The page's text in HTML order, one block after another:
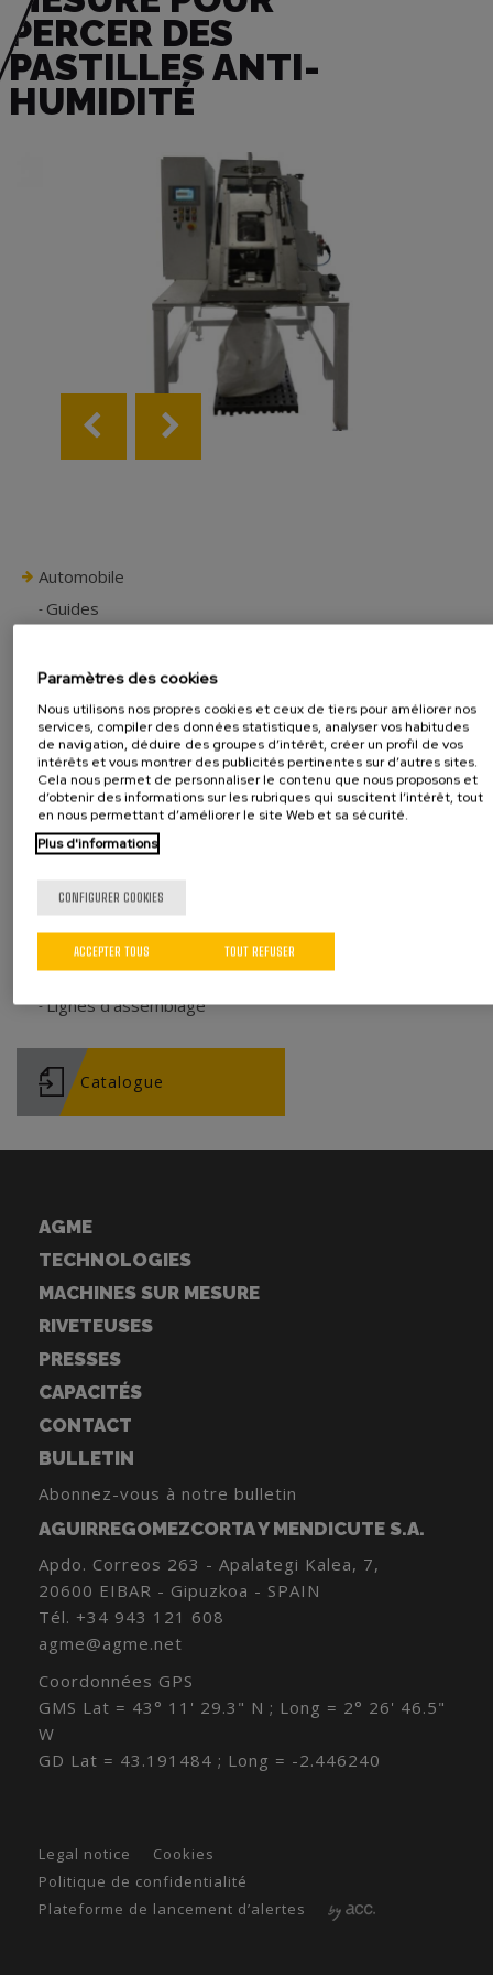
PERCER DES
PASTILLES ANTI-
HUMIDITÉ
Automobile
Guides
Mécanismes d´inclinaison
Bagues
Autres composants
Autres secteurs
Serrurerie et ferrures
Composants d'électroménagers
Composants électriques
Autres industries
Gamme de machines
Modules d'assemblage
Lignes d'assemblage
Catalogue
AGME
TECHNOLOGIES
MACHINES SUR MESURE
RIVETEUSES
PRESSES
CAPACITÉS
CONTACT
BULLETIN
Abonnez-vous à notre bulletin
AGUIRREGOMEZCORTA Y MENDICUTE S.A.
Apdo. Correos 263 - Apalategi Kalea, 7,
20600 EIBAR - Gipuzkoa - SPAIN
Tél. +34 943 121 608
agme@agme.net
Coordonnées GPS
GMS Lat = 43° 11' 29.3" N ; Long = 2° 26' 46.5"
W
GD Lat = 43.191484 ; Long = -2.446240
Legal notice
Cookies
Politique de confidentialité
Plateforme de lancement d’alertes
Paramètres des cookies
Nous utilisons nos propres cookies et ceux de tiers pour améliorer nos
services, compiler des données statistiques, analyser vos habitudes
de navigation, déduire des groupes d’intérêt, créer un profil de vos
intérêts et vous montrer des publicités pertinentes sur d’autres sites.
Cela nous permet de personnaliser le contenu que nous proposons et
d’obtenir des informations sur les rubriques qui suscitent l’intérêt, tout
en nous permettant d’améliorer le site Web et sa sécurité.
Plus d'informations
CONFIGURER COOKIES
TOUT REFUSER
ACCEPTER TOUS